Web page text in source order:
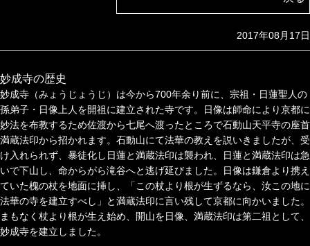
2017年08月17日
妙成寺の歴史
妙成寺（みょうじょうじ） は今から700年余り前に、宗祖・ 日蓮聖人の
孫弟子・ 日像 上人を開祖に建立された寺です。 日像は師命により京都に
妙法を布教するため佐渡から七尾へ渡ったところで石動山天平寺の座首
満蔵法印から招かれます。石動山にて法華の教えを説いきましたが、受
け入れられず、 暴徒化し日蓮と満蔵法印は襲われ、日蓮と満蔵法印は急
いで下山し、命からがら滝谷へと逃げ延びました。日像は鎌倉より携え
ていた槐の杖を地面に挿し、「この杖より根が生ずるなら、汝この地に
法華の寺を建立すべし」と満蔵法印に言い残して京都に向かいました。
まもなく杖より根が生え始め、開山を日像、満蔵法印は第二祖として、
妙成寺を建立しました。